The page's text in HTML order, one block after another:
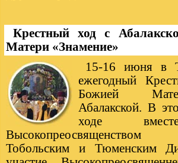
Крестный ход с
Матери «Знамение»
15-16 июня в
ежегодный
Божией
Абалакской. В
ходе
Тобольским и Тюменским